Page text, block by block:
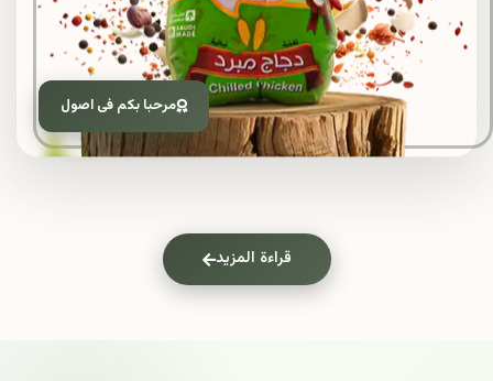
مرحبا بكم فى اصول
قراءة المزيد